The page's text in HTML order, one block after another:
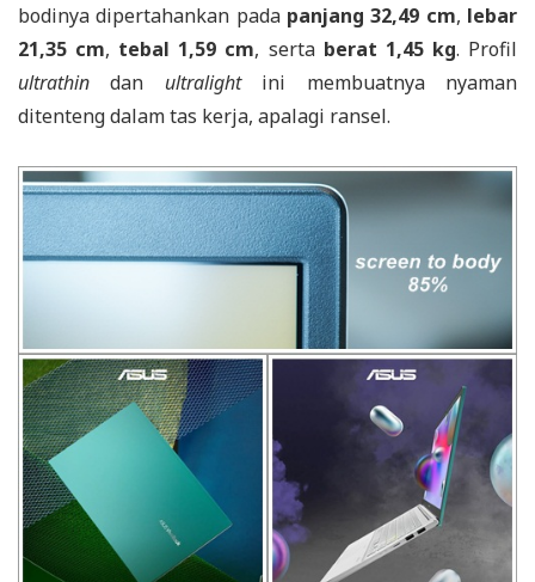
bodinya dipertahankan pada panjang 32,49 cm, lebar
21,35 cm, tebal 1,59 cm, serta berat 1,45 kg. Profil
ultrathin dan ultralightini membuatnya nyaman
ditenteng dalam tas kerja, apalagi ransel.